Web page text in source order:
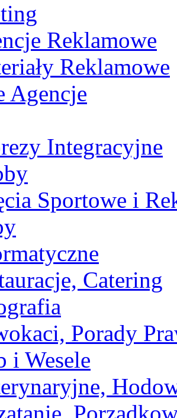
Reklamowe
Reklamowe
Agencje
Integracyjne
Sportowe i
Catering
Porady
i Wesele